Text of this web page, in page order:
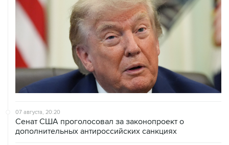
07 августа, 20:20
Сенат США проголосовал за законопроект о
дополнительных антироссийских санкциях